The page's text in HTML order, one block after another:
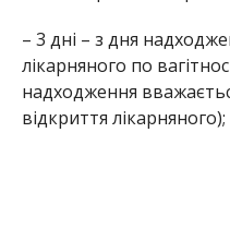
– 3 дні – з дня
лікарняного по
надходження
відкриття лікарняного);